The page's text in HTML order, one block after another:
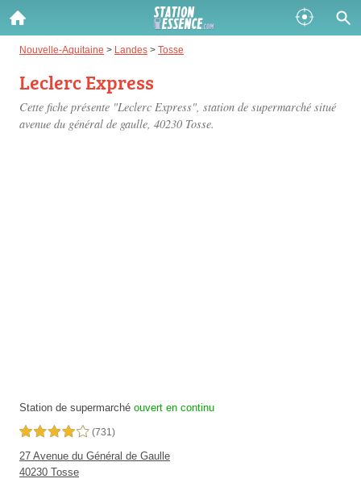
Nouvelle-Aquitaine > Landes > Tosse
Leclerc Express
Cette fiche présente "Leclerc Express", station de supermarché situé
avenue du général de gaulle, 40230 Tosse.
Station de supermarché ouvert en continu
4,0 étoiles sur 5 (731)
27 Avenue du Général de Gaulle
40230 Tosse
Gazole :
Disponible
SP 98 :